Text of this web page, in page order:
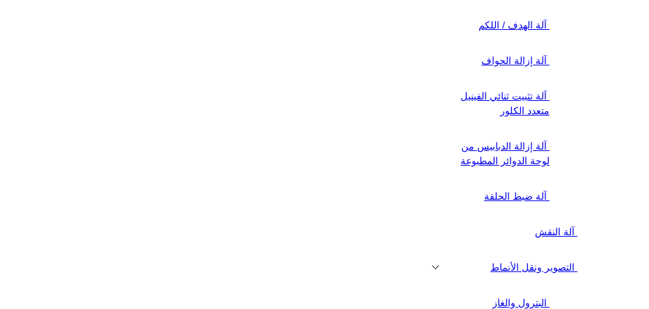
آلة الهدف / اللكم
آلة إزالة الحواف
آلة تثبيت ثنائي الفينيل
متعدد الكلور
آلة إزالة الدبابيس من
لوحة الدوائر المطبوعة
آلة ضبط الحلقة
آلة النقش
التصوير ونقل الأنماط
البترول والغاز